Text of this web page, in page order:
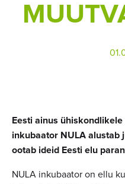
Eesti ainus
inkubaator NULA alustab
ootab ideid Eesti elu
NULA inkubaator on ellu